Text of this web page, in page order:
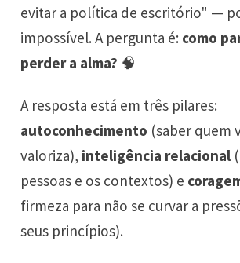
evitar a política de escritório" —
impossível. A pergunta é: como
perder a alma? 🧠
A resposta está em três pilares:
autoconhecimento (saber quem
valoriza), inteligência relacional
pessoas e os contextos) e
firmeza para não se curvar a
seus princípios).